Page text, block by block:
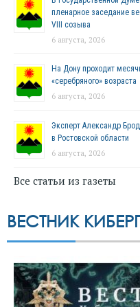
пленарное заседание
VIII созыва
6 августа, 2026
На Дону проходит
«серебряного» возраста
6 августа, 2026
Эксперт Александр
в Ростовской области
6 августа, 2026
Все статьи из газеты
ВЕСТНИК